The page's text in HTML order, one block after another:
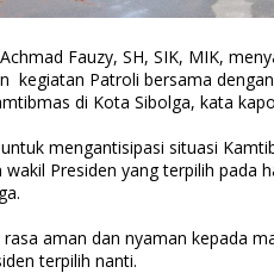
Fauzy, SH, SIK, MIK,
kegiatan Patroli bersama
di Kota Sibolga, kata
mengantisipasi situasi
wakil Presiden yang terpilih pada
aman dan nyaman kepada
terpilih nanti.